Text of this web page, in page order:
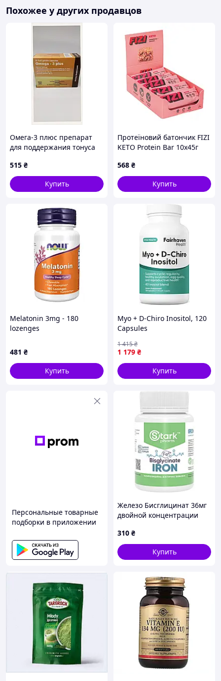
Похожее у других продавцов
Омега-3 плюс препарат
для поддержания тонуса
515 ₴
Купить
Протеїновий батончик FIZI
KETO Protein Bar 10x45г
низьковуглеводний
перекус для енергії та
контролю ваги
568 ₴
Купить
Melatonin 3mg - 180
lozenges
481 ₴
Купить
Myo + D-Chiro Inositol, 120
Capsules
1 179 ₴
1 415₴
Купить
Персональные товарные
подборки в приложении
Железо Бисглицинат 36мг
двойной концентрации
капсул
310 ₴
Купить